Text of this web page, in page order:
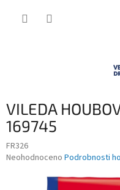
VILEDA
169745
FR326
Průměrné
Neohodnoceno Podrobnosti